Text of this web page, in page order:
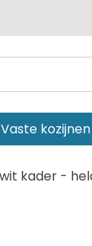
Vaste kozijnen
kader -